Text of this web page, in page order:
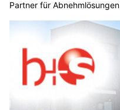
Partner für Abnehmlösungen